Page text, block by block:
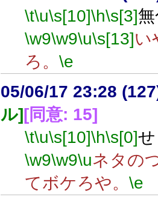
\t\u\s[10]\h\s[3]
\w9\w9\u\s[13]い
ろ。 \e
05/06/17 23:28
ル][同意: 15]
\t\u\s[10]\h\s[0]
\w9\w9\uネタの
てボケろや。 \e